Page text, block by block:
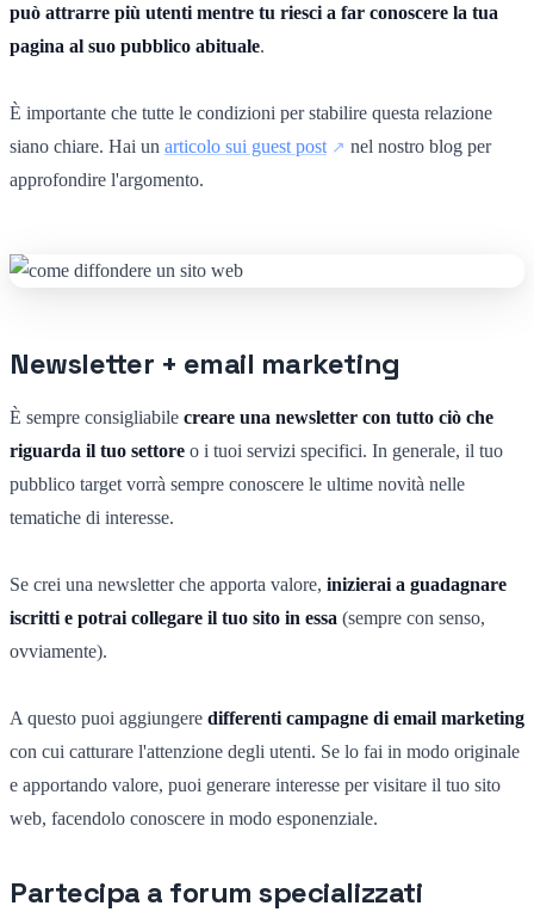
può attrarre più utenti mentre tu riesci a far conoscere la tua
pagina al suo pubblico abituale.
È importante che tutte le condizioni per stabilire questa relazione
siano chiare. Hai un articolo sui guest post
nel nostro blog per
approfondire l'argomento.
Newsletter + email marketing
È sempre consigliabile creare una newsletter con tutto ciò che
riguarda il tuo settore o i tuoi servizi specifici. In generale, il tuo
pubblico target vorrà sempre conoscere le ultime novità nelle
tematiche di interesse.
Se crei una newsletter che apporta valore, inizierai a guadagnare
iscritti e potrai collegare il tuo sito in essa (sempre con senso,
ovviamente).
A questo puoi aggiungere differenti campagne di email marketing
con cui catturare l'attenzione degli utenti. Se lo fai in modo originale
e apportando valore, puoi generare interesse per visitare il tuo sito
web, facendolo conoscere in modo esponenziale.
Partecipa a forum specializzati